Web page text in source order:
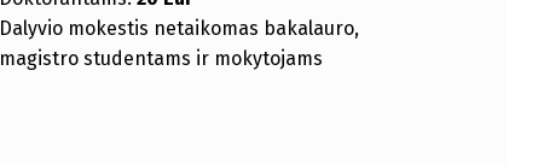
Dalyvio mokestis netaikomas bakalauro,
magistro studentams ir mokytojams